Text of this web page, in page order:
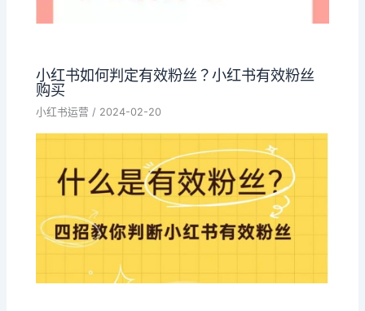
小红书如何判定有效粉丝？小红书有效粉丝
购买
小红书运营 / 2024-02-20